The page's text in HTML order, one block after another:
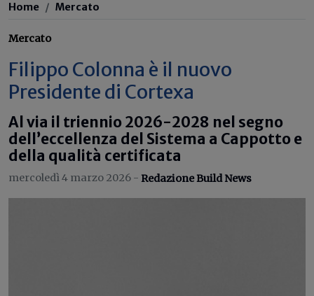
Home Mercato
Mercato
Filippo Colonna è il nuovo
Presidente di Cortexa
Al via il triennio 2026-2028 nel segno
dell’eccellenza del Sistema a Cappotto e
della qualità certificata
mercoledì 4 marzo 2026 - Redazione Build News